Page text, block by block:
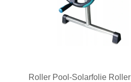
Roller Pool-Solarfolie Roller